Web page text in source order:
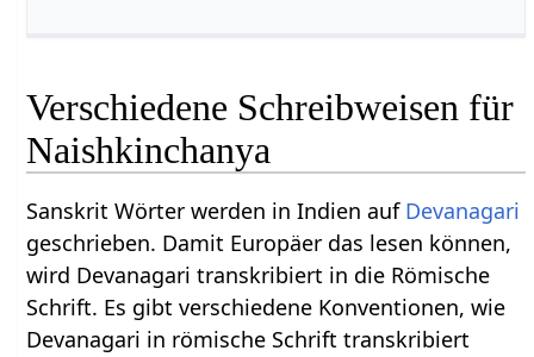
Verschiedene Schreibweisen für
Naishkinchanya
Sanskrit Wörter werden in Indien auf Devanagari
geschrieben. Damit Europäer das lesen können,
wird Devanagari transkribiert in die Römische
Schrift. Es gibt verschiedene Konventionen, wie
Devanagari in römische Schrift transkribiert